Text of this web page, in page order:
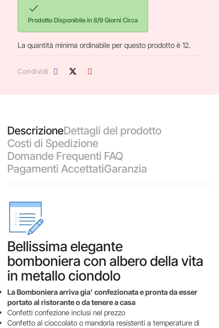

Prodotto Disponibile in 8/9 Giorni Circa
La quantità minima ordinabile per questo prodotto è 12.
Condividi
DescrizioneDettagli del prodotto
Costi di Spedizione
Domande Frequenti FAQ
Pagamenti AccettatiGaranzia
Bellissima elegante
bomboniera con albero della vita
in metallo ciondolo
La Bomboniera arriva gia' confezionata e pronta da esser
portato al ristorante o da tenere a casa
Confetti confezione inclusi nel prezzo
Confetto al cioccolato o mandorla resistenti a temperature di